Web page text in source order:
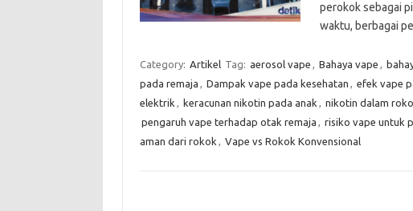
perokok sebagai
waktu, berbagai
Category: Artikel Tag: aerosol vape , Bahaya vape ,
pada remaja , Dampak vape pada kesehatan , efek vape
elektrik , keracunan nikotin pada anak , nikotin dalam
pengaruh vape terhadap otak remaja , risiko vape untuk
aman dari rokok , Vape vs Rokok Konvensional